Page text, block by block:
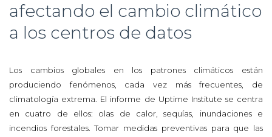
afectando el cambio climático
a los centros de datos
Los cambios globales en los patrones climáticos están
produciendo fenómenos, cada vez más frecuentes, de
climatología extrema. El informe de Uptime Institute se centra
en cuatro de ellos: olas de calor, sequías, inundaciones e
incendios forestales. Tomar medidas preventivas para que las